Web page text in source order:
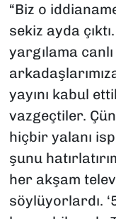
“Biz o
sekiz ayda
yargılama canlı
yayını kabul
vazgeçtiler.
hiçbir yalanı
şunu
her akşam
söylüyorlardı.